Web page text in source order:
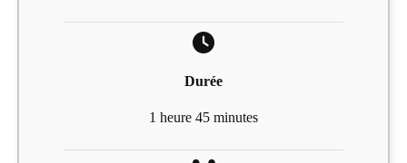
Durée
1 heure 45 minutes